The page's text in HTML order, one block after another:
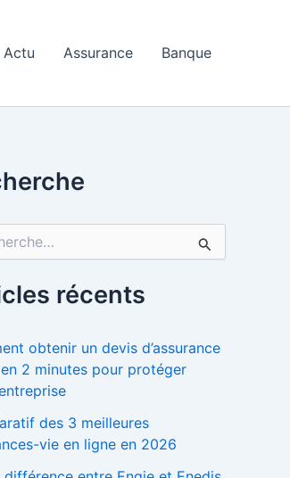
Actu Assurance Banque
récents
obtenir un devis d’assurance
2 minutes pour protéger
des 3 meilleures
vie en ligne en 2026